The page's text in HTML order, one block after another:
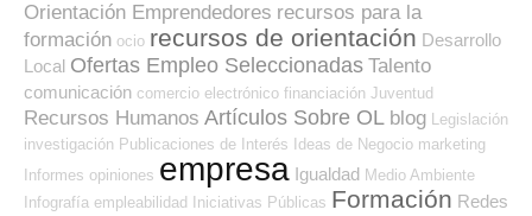
Orientación Emprendedores recursos para la
formación ocio recursos de orientación Desarrollo
Local Ofertas Empleo Seleccionadas Talento
comunicación comercio electrónico financiación Juventud
Recursos Humanos Artículos Sobre OL blog Legislación
investigación Publicaciones de Interés Ideas de Negocio marketing
Informes opiniones empresa Igualdad Medio Ambiente
Infografía empleabilidad Iniciativas Públicas Formación Redes